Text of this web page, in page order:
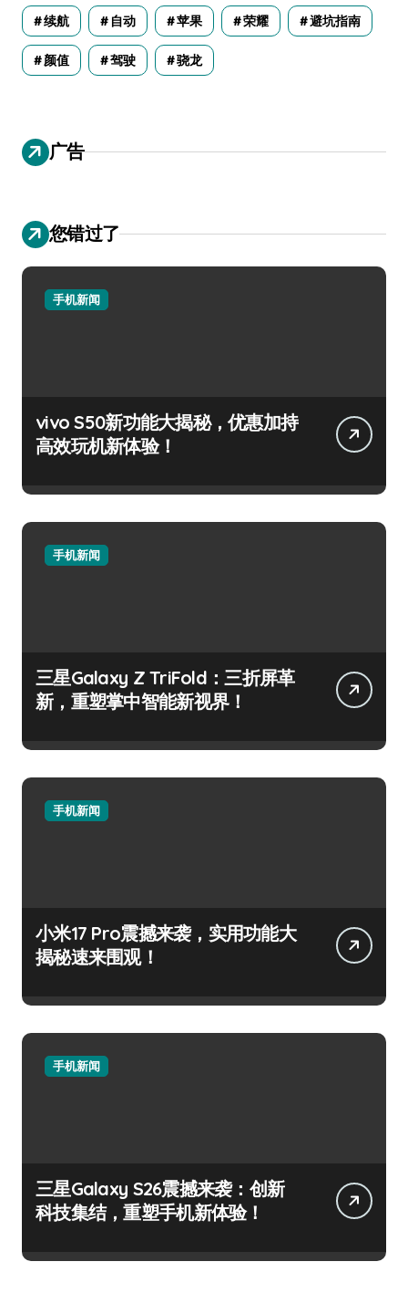
续航 自动 苹果 荣耀 避坑指南
颜值 驾驶 骁龙
广告
您错过了
手机新闻
vivo S50新功能大揭秘，优惠加持
高效玩机新体验！
手机新闻
三星Galaxy Z TriFold：三折屏革
新，重塑掌中智能新视界！
手机新闻
小米17 Pro震撼来袭，实用功能大
揭秘速来围观！
手机新闻
三星Galaxy S26震撼来袭：创新
科技集结，重塑手机新体验！